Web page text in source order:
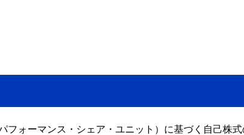
フォーマンス・シェア・ユニット）に基づく自己株